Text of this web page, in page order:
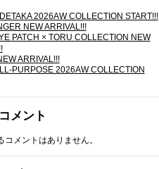
2026AW COLLECTION START!!!
NEW ARRIVAL!!!
PATCH × TORU COLLECTION NEW
ARRIVAL!!!
PURPOSE 2026AW COLLECTION
メント
コメントはありません。